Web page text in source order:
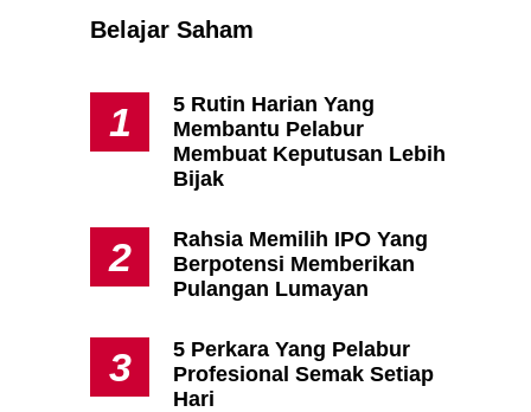
Belajar Saham
1
5 Rutin Harian Yang
Membantu Pelabur
Membuat Keputusan Lebih
Bijak
2
Rahsia Memilih IPO Yang
Berpotensi Memberikan
Pulangan Lumayan
3
5 Perkara Yang Pelabur
Profesional Semak Setiap
Hari
Apa Itu Fundamental Analysis
Yang Selalu Sifu Saham Sebut
Tu?